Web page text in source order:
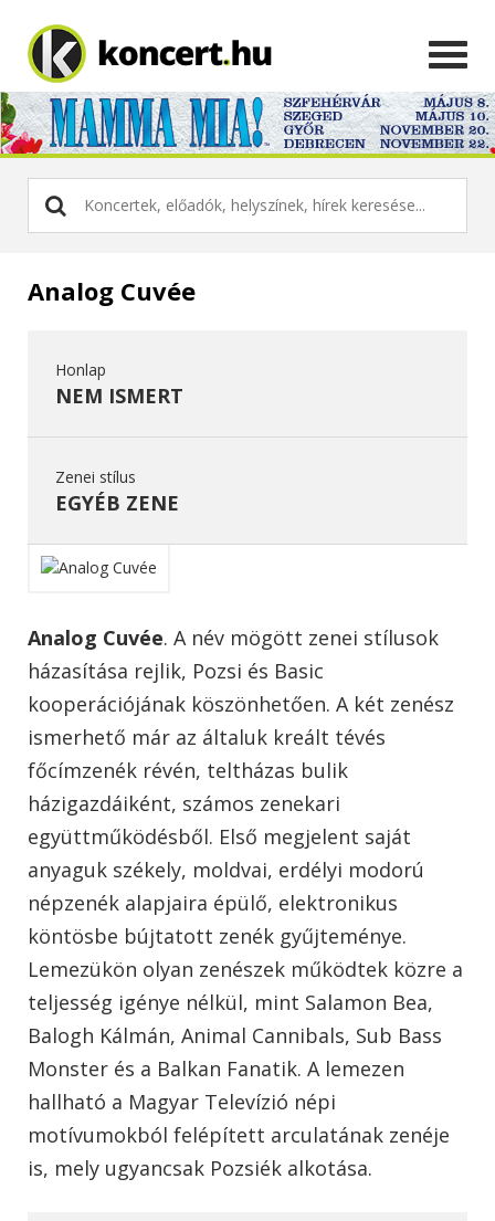
Analog Cuvée
Honlap
NEM ISMERT
Zenei stílus
EGYÉB ZENE
Analog Cuvée. A név mögött zenei stílusok
házasítása rejlik, Pozsi és Basic
kooperációjának köszönhetően. A két zenész
ismerhető már az általuk kreált tévés
főcímzenék révén, teltházas bulik
házigazdáiként, számos zenekari
együttműködésből. Első megjelent saját
anyaguk székely, moldvai, erdélyi modorú
népzenék alapjaira épülő, elektronikus
köntösbe bújtatott zenék gyűjteménye.
Lemezükön olyan zenészek működtek közre a
teljesség igénye nélkül, mint Salamon Bea,
Balogh Kálmán, Animal Cannibals, Sub Bass
Monster és a Balkan Fanatik. A lemezen
hallható a Magyar Televízió népi
motívumokból felépített arculatának zenéje
is, mely ugyancsak Pozsiék alkotása.